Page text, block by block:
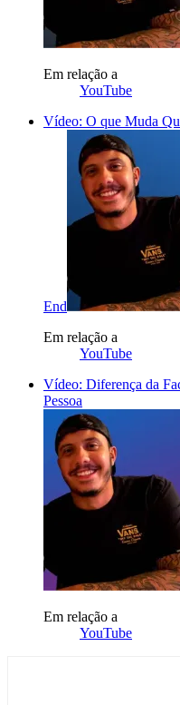
Em relação a
YouTube
Vídeo: O que Muda
End
Em relação a
YouTube
Vídeo: Diferença da
Pessoa
Em relação a
YouTube